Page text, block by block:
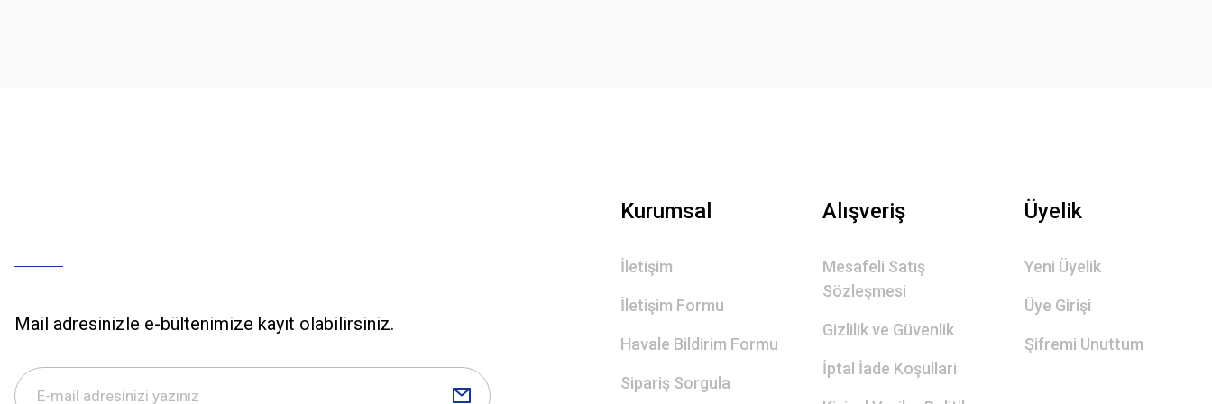
Mail adresinizle e-bültenimize kayıt olabilirsiniz.
Kurumsal
İletişim
İletişim Formu
Havale Bildirim Formu
Sipariş Sorgula
Alışveriş
Mesafeli Satış
Sözleşmesi
Gizlilik ve Güvenlik
İptal İade Koşullari
Üyelik
Yeni Üyelik
Üye Girişi
Şifremi Unuttum